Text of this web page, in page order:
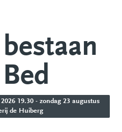
19.30 - zondag 23 augustus
de Huiberg